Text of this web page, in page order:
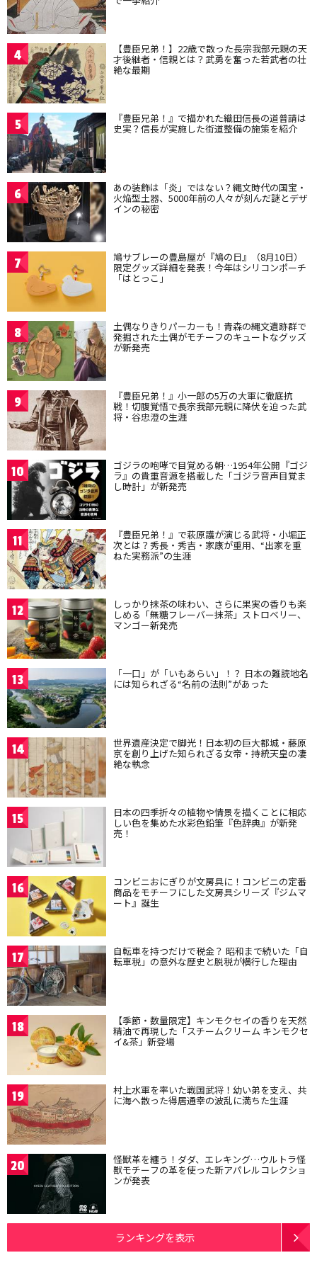
4 【豊臣兄弟！】22歳で散った長宗我部元親の天
才後継者・信親とは？武勇を奮った若武者の壮
絶な最期
5 『豊臣兄弟！』で描かれた織田信長の道普請は
史実？信長が実施した街道整備の施策を紹介
6 あの装飾は「炎」ではない？縄文時代の国宝・
火焔型土器、5000年前の人々が刻んだ謎とデザ
インの秘密
7 鳩サブレーの豊島屋が『鳩の日』（8月10日）
限定グッズ詳細を発表！今年はシリコンポーチ
「はとっこ」
8 土偶なりきりパーカーも！青森の縄文遺跡群で
発掘された土偶がモチーフのキュートなグッズ
が新発売
9 『豊臣兄弟！』小一郎の5万の大軍に徹底抗
戦！切腹覚悟で長宗我部元親に降伏を迫った武
将・谷忠澄の生涯
10 ゴジラの咆哮で目覚める朝…1954年公開『ゴジ
ラ』の貴重音源を搭載した「ゴジラ音声目覚ま
し時計」が新発売
11 『豊臣兄弟！』で萩原護が演じる武将・小堀正
次とは？秀長・秀吉・家康が重用、“出家を重
ねた実務派”の生涯
12 しっかり抹茶の味わい、さらに果実の香りも楽
しめる「無糖フレーバー抹茶」ストロベリー、
マンゴー新発売
13 「一口」が「いもあらい」！？ 日本の難読地名
には知られざる“名前の法則”があった
14 世界遺産決定で脚光！日本初の巨大都城・藤原
京を創り上げた知られざる女帝・持統天皇の凄
絶な執念
15 日本の四季折々の植物や情景を描くことに相応
しい色を集めた水彩色鉛筆『色辞典』が新発
売！
16 コンビニおにぎりが文房具に！コンビニの定番
商品をモチーフにした文房具シリーズ『ジムマ
ート』誕生
17 自転車を持つだけで税金？ 昭和まで続いた「自
転車税」の意外な歴史と脱税が横行した理由
18 【季節・数量限定】キンモクセイの香りを天然
精油で再現した「スチームクリーム キンモクセ
イ&茶」新登場
19 村上水軍を率いた戦国武将！幼い弟を支え、共
に海へ散った得居通幸の波乱に満ちた生涯
20 怪獣革を纏う！ダダ、エレキング…ウルトラ怪
獣モチーフの革を使った新アパレルコレクショ
ンが発表
ランキングを表示